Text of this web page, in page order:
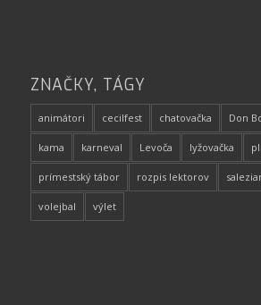
ZNAČKY, TÁGY
animátori cecilfest chatovačka Don
kama karneval Levoča lyžovačka
prímestský tábor rozpis lektorov
volejbal výlet